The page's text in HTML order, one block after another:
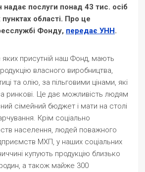
надає послуги понад 43 тис. осіб
області. Про це
Фонду, передає УНН.
яких присутній наш Фонд, мають
власного виробництва,
та олію, за пільговими цінами, які
ринкові. Це дає можливість людям
сімейний бюджет і мати на столі
Крім соціально
населення, людей поважного
МХП, у наших соціальних
купують продукцію близько
родин, а також майже 300